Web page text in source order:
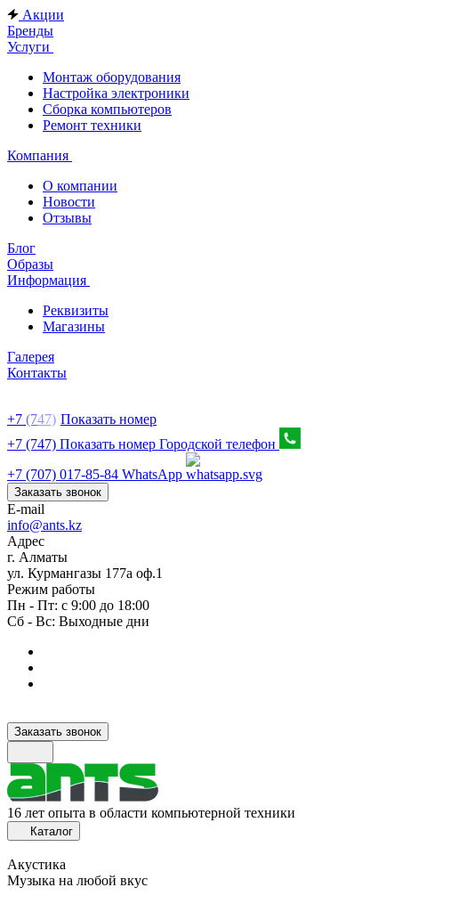
Акции
Бренды
Услуги
Монтаж оборудования
Настройка электроники
Сборка компьютеров
Ремонт техники
Компания
О компании
Новости
Отзывы
Блог
Образы
Информация
Реквизиты
Магазины
Галерея
Контакты
+7 (747) Показать номер
+7 (747) Показать номер Городской телефон
+7 (707) 017-85-84 WhatsApp
Заказать звонок
E-mail
info@ants.kz
Адрес
г. Алматы
ул. Курмангазы 177а оф.1
Режим работы
Пн - Пт: с 9:00 до 18:00
Сб - Вс: Выходные дни
Заказать звонок
16 лет опыта в области компьютерной техники
Каталог
Акустика
Музыка на любой вкус